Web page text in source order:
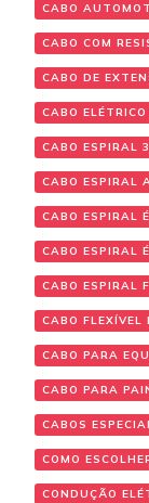
CABO
CABO COM
CABO DE
CABO
CABO ESPIRAL
CABO ESPIRAL
CABO ESPIRAL
CABO ESPIRAL
CABO ESPIRAL
CABO FLEXÍVEL
CABO PARA
CABO PARA
CABOS
COMO
CONDUÇÃO